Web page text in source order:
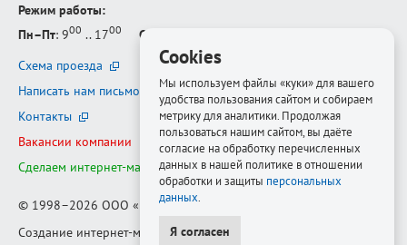
Режим работы:
Пн–Пт: 900 .. 1700 Сб–Вс
Схема проезда
Написать нам письмо
Контакты
Вакансии компании
Сделаем интернет-магазин ещё лучше
© 1998–2026 ООО «Белфорт-РМ»
Создание интернет-магазина—Медиапродукт
Cookies
Мы используем файлы «куки» для вашего
удобства пользования сайтом и собираем
метрику для аналитики. Продолжая
пользоваться нашим сайтом, вы даёте
согласие на обработку перечисленных
данных в нашей политике в отношении
обработки и защиты персональных
данных
Я согласен